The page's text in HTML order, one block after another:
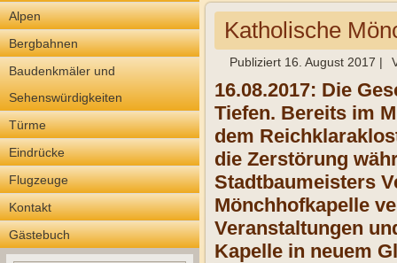
Alpen
Bergbahnen
Baudenkmäler und
Sehenswürdigkeiten
Türme
Eindrücke
Flugzeuge
Kontakt
Gästebuch
Katholische
Publiziert 16. August 2017 |
16.08.2017: Die
Tiefen. Bereits im
dem
die Zerstörung
Stadtbaumeisters
Mönchhofkapelle
Veranstaltungen
Kapelle in neuem